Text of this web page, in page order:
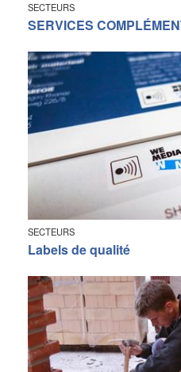
SECTEURS
SERVICES
SECTEURS
Labels de qualité